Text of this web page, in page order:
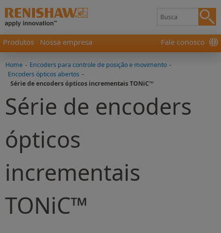
Produtos Nossa empresa Fale conosco
Home - Encoders para controle de posição e movimento -
Encoders ópticos abertos -
Série de encoders ópticos incrementais TONiC™
Série de encoders
ópticos
incrementais
TONiC™